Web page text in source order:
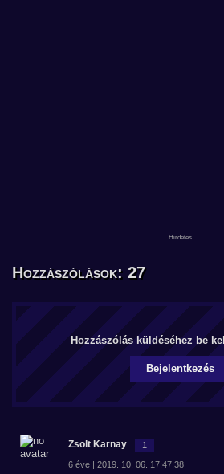
Hozzászólások: 27
Hozzászólás küldéséhez be
Bejelentkezés
Zsolt Karnay 1
6 éve | 2019. 10. 06. 17:47:38